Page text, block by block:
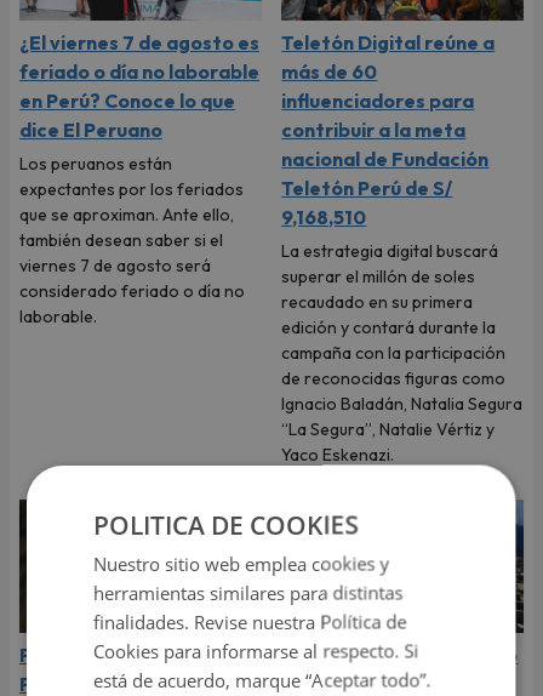
¿El viernes 7 de agosto es
feriado o día no laborable
en Perú? Conoce lo que
dice El Peruano
Los peruanos están
expectantes por los feriados
que se aproximan. Ante ello,
también desean saber si el
viernes 7 de agosto será
considerado feriado o día no
laborable.
Teletón Digital reúne a
más de 60
influenciadores para
contribuir a la meta
nacional de Fundación
Teletón Perú de S/
9,168,510
La estrategia digital buscará
superar el millón de soles
recaudado en su primera
edición y contará durante la
campaña con la participación
de reconocidas figuras como
Ignacio Baladán, Natalia Segura
“La Segura”, Natalie Vértiz y
Yaco Eskenazi.
Papa León XIV visitará
Perú en noviembre 2026:
Feriados de agosto 2026
en Perú: ¿cuáles son los
POLITICA DE COOKIES
Nuestro sitio web emplea cookies y
herramientas similares para distintas
finalidades. Revise nuestra Política de
Cookies para informarse al respecto. Si
está de acuerdo, marque “Aceptar todo”.